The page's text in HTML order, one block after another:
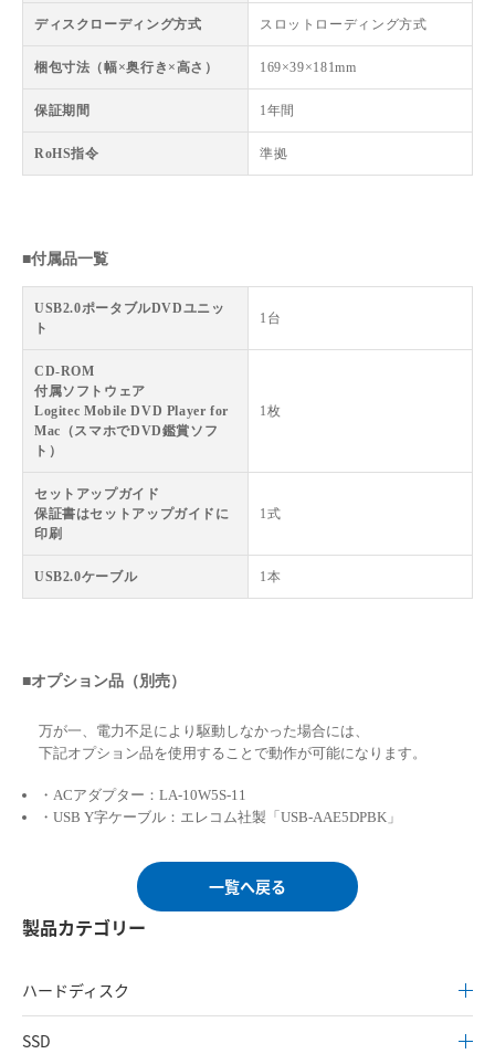
ディスクローディング方式 スロットローディング方式
梱包寸法（幅×奥行き×高さ） 169×39×181mm
保証期間 1年間
RoHS指令 準拠
■付属品一覧
USB2.0ポータブルDVDユニッ
ト
1台
CD-ROM
付属ソフトウェア
Logitec Mobile DVD Player for
Mac（スマホでDVD鑑賞ソフ
ト）
1枚
セットアップガイド
保証書はセットアップガイドに
印刷
1式
USB2.0ケーブル 1本
■オプション品（別売）
万が一、電力不足により駆動しなかった場合には、
下記オプション品を使用することで動作が可能になります。
・ACアダプター：LA-10W5S-11
・USB Y字ケーブル：エレコム社製「USB-AAE5DPBK」
一覧へ戻る
製品カテゴリー
ハードディスク
SSD